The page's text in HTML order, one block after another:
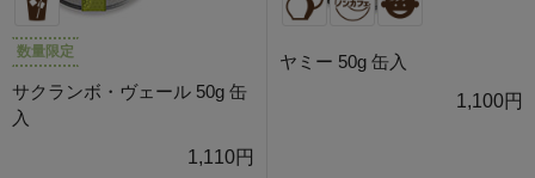
数量限定
サクランボ・ヴェール 50g 缶
入
1,110円
ヤミー 50g 缶入
1,100円